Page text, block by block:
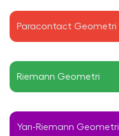
Paracontact Geometri
Riemann Geometri
Yarı-Riemann Geometri